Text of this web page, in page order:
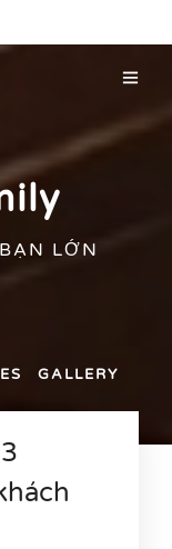
LỚN
GALLERY